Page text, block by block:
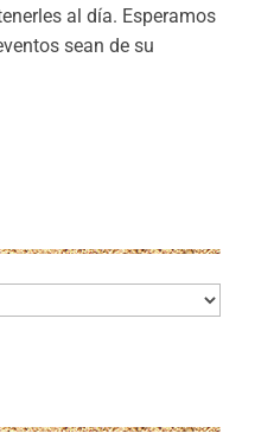
al día. Esperamos
sean de su